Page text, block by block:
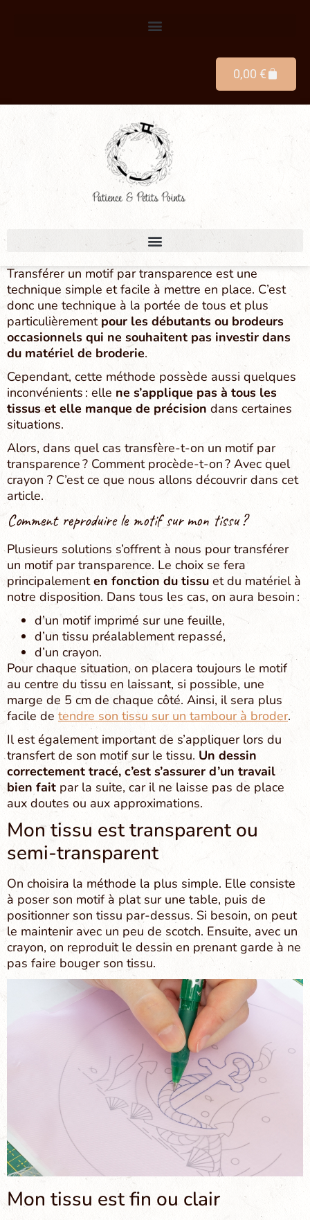
0,00 €
Transférer un motif par transparence est une
technique simple et facile à mettre en place. C’est
donc une technique à la portée de tous et plus
particulièrement pour les débutants ou brodeurs
occasionnels qui ne souhaitent pas investir dans
du matériel de broderie.
Cependant, cette méthode possède aussi quelques
inconvénients : elle ne s’applique pas à tous les
tissus et elle manque de précision dans certaines
situations.
Alors, dans quel cas transfère-t-on un motif par
transparence ? Comment procède-t-on ? Avec quel
crayon ? C’est ce que nous allons découvrir dans cet
article.
Comment reproduire le motif sur mon tissu ?
Plusieurs solutions s’offrent à nous pour transférer
un motif par transparence. Le choix se fera
principalementen fonction du tissu et du matériel à
notre disposition. Dans tous les cas, on aura besoin :
d’un motif imprimé sur une feuille,
d’un tissu préalablement repassé,
d’un crayon.
Pour chaque situation, on placera toujours le motif
au centre du tissu en laissant, si possible, une
marge de 5 cm de chaque côté. Ainsi, il sera plus
facile de tendre son tissu sur un tambour à broder.
Il est également important de s’appliquer lors du
transfert de son motif sur le tissu. Un dessin
correctement tracé, c’est s’assurer d’un travail
bien fait par la suite, car il ne laisse pas de place
aux doutes ou aux approximations.
Mon tissu est transparent ou
semi-transparent
On choisira la méthode la plus simple. Elle consiste
à poser son motif à plat sur une table, puis de
positionner son tissu par-dessus. Si besoin, on peut
le maintenir avec un peu de scotch. Ensuite, avec un
crayon, on reproduit le dessin en prenant garde à ne
pas faire bouger son tissu.
Mon tissu est fin ou clair